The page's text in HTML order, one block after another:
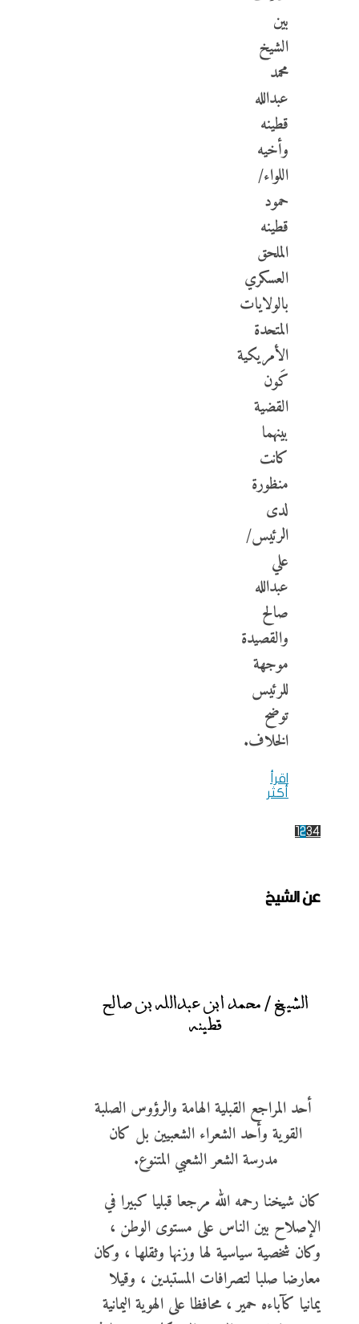
بين
الشيخ
محمد
عبدالله
قطينه
وأخيه
اللواء/
حمود
قطينه
الملحق
العسكري
بالولايات
المتحدة
الأمريكية
كَون
القضية
بينهما
كانت
منظورة
لدى
الرئيس/
علي
عبدالله
صالح
والقصيدة
موجهة
للرئيس
توضح
الخلاف.
اقرأ
أكثر
1234
عن الشيخ
الشيخ / محمد ابن عبدالله بن صالح
قطينه
أحد المراجع القبلية الهامة والرؤوس الصلبة
القوية وأحد الشعراء الشعبيين بل كان
مدرسة الشعر الشعبي المتنوع.
كان شيخنا رحمه الله مرجعا قبليا كبيرا في
الإصلاح بين الناس على مستوى الوطن ،
وكان شخصية سياسية لها وزنها وثقلها ، وكان
معارضا صلبا لتصرافات المستبدين ، وقيلا
يمانيا كآباءه حمير ، محافظا على الهوية اليمانية